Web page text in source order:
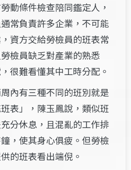
動條件檢查陪同鑑定人，
常負責許多企業，不可能
資方交給勞檢員的班表常
檢員缺乏對產業的熟悉
很難看懂其中工時分配。
內有三種不同的班別就是
表」，陳玉鳳說，類似班
分休息，且混亂的工作排
，使其身心俱疲。但勞檢
的班表看出端倪。